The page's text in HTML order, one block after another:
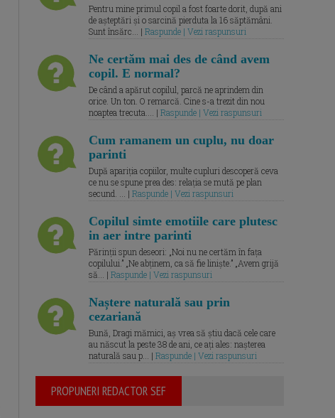
Pentru mine primul copil a fost foarte dorit, după ani
de așteptări și o sarcină pierduta la 16 săptămâni.
Sunt însărc... | Raspunde | Vezi raspunsuri
Ne certăm mai des de când avem
copil. E normal?
De când a apărut copilul, parcă ne aprindem din
orice. Un ton. O remarcă. Cine s-a trezit din nou
noaptea trecuta.... | Raspunde | Vezi raspunsuri
Cum ramanem un cuplu, nu doar
parinti
După apariția copiilor, multe cupluri descoperă ceva
ce nu se spune prea des: relația se mută pe plan
secund. ... | Raspunde | Vezi raspunsuri
Copilul simte emotiile care plutesc
in aer intre parinti
Părinții spun deseori: „Noi nu ne certăm în fața
copilului.” „Ne abținem, ca să fie liniște.” „Avem grijă
să... | Raspunde | Vezi raspunsuri
Naștere naturală sau prin
cezariană
Bună, Dragi mămici, aș vrea să știu dacă cele care
au născut la peste 38 de ani, ce ați ales: nașterea
naturală sau p... | Raspunde | Vezi raspunsuri
PROPUNERI REDACTOR SEF